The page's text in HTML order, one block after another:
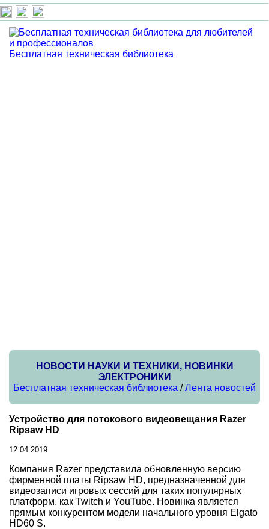
Бесплатная техническая библиотека
НОВОСТИ НАУКИ И ТЕХНИКИ, НОВИНКИ
ЭЛЕКТРОНИКИ
Бесплатная техническая библиотека /Лента новостей
Устройство для потокового видеовещания Razer
Ripsaw HD
12.04.2019
Компания Razer представила обновленную версию
фирменной платы Ripsaw HD, предназначенной для
видеозаписи игровых сессий для таких популярных
платформ, как Twitch и YouTube. Новинка является
прямым конкурентом модели начального уровня Elgato
HD60 S.